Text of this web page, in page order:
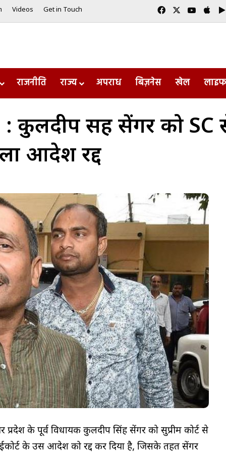
Videos Get in Touch Facebook
राजनीति राज्य अपराध बिज़नेस खेल
कुलदीप सिंह सेंगर को SC
आदेश रद्द
प्रदेश के पूर्व विधायक कुलदीप सिंह सेंगर को सुप्रीम कोर्ट से
के उस आदेश को रद्द कर दिया है, जिसके तहत सेंगर